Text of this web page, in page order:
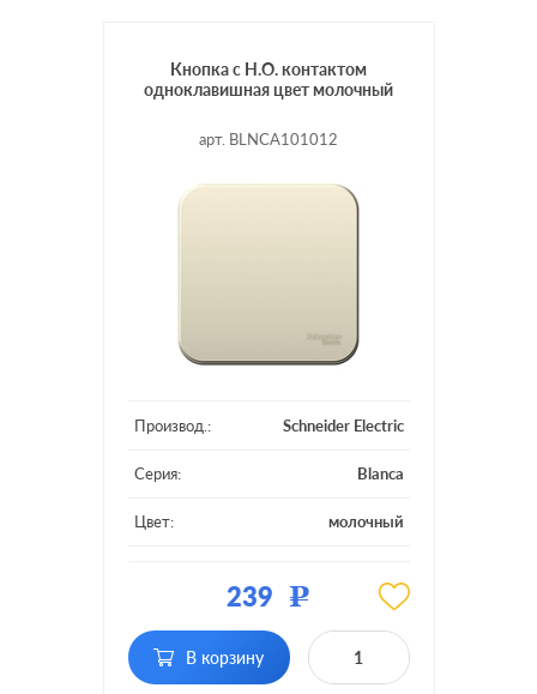
Кнопка с Н.О. контактом
одноклавишная цвет молочный
арт. BLNCA101012
Производ.: Schneider Electric
Серия: Blanca
Цвет: молочный
239 Р
В корзину